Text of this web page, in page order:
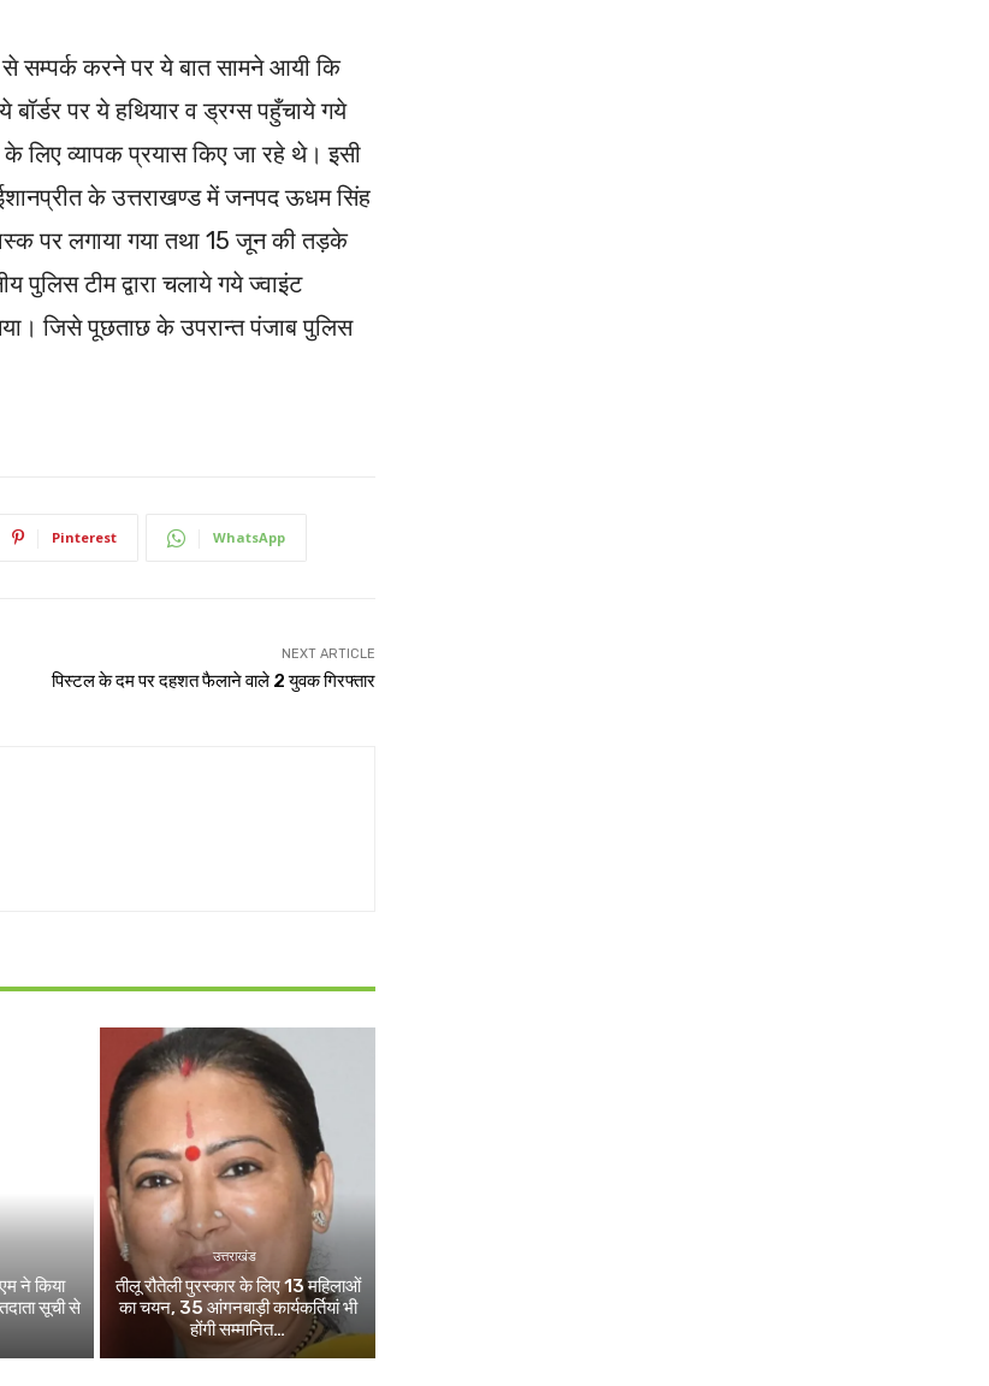
सम्पर्क करने पर ये बात सामने आयी कि
बॉर्डर पर ये हथियार व ड्रग्स पहुँचाये गये
लिए व्यापक प्रयास किए जा रहे थे। इसी
के उत्तराखण्ड में जनपद ऊधम सिंह
पर लगाया गया तथा 15 जून की तड़के
टीम द्वारा चलाये गये ज्वाइंट
जिसे पूछताछ के उपरान्त पंजाब पुलिस
Pinterest WhatsApp
NEXT ARTICLE
पिस्टल के दम पर दहशत फैलाने वाले 2 युवक गिरफ्तार
ने किया
सूची से
उत्तराखंड
तीलू रौतेली पुरस्कार के लिए 13 महिलाओं
का चयन, 35 आंगनबाड़ी कार्यकर्तियां भी
होंगी सम्मानित…